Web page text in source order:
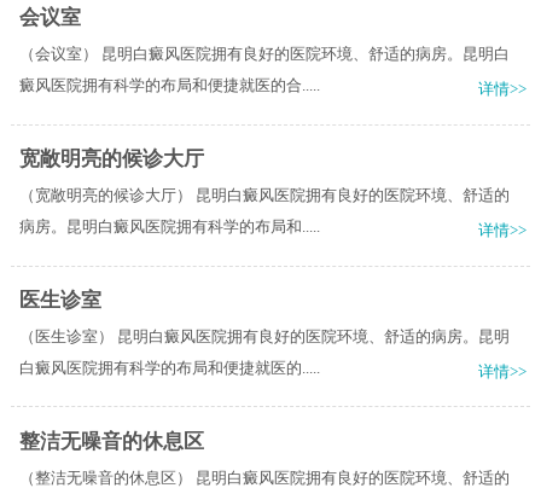
会议室
（会议室） 昆明白癜风医院拥有良好的医院环境、舒适的病房。昆明白
癜风医院拥有科学的布局和便捷就医的合.....
详情>>
宽敞明亮的候诊大厅
（宽敞明亮的候诊大厅） 昆明白癜风医院拥有良好的医院环境、舒适的
病房。昆明白癜风医院拥有科学的布局和.....
详情>>
医生诊室
（医生诊室） 昆明白癜风医院拥有良好的医院环境、舒适的病房。昆明
白癜风医院拥有科学的布局和便捷就医的.....
详情>>
整洁无噪音的休息区
（整洁无噪音的休息区） 昆明白癜风医院拥有良好的医院环境、舒适的